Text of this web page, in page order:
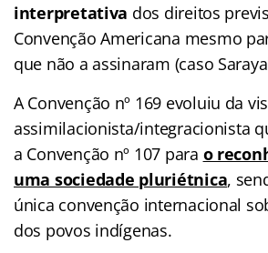
interpretativa dos direitos
Convenção Americana mesmo
que não a assinaram (caso
A Convenção nº 169 evoluiu da
assimilacionista/integracionista
a Convenção nº 107 para o
uma sociedade pluriétnica,
única convenção internacional
dos povos indígenas.